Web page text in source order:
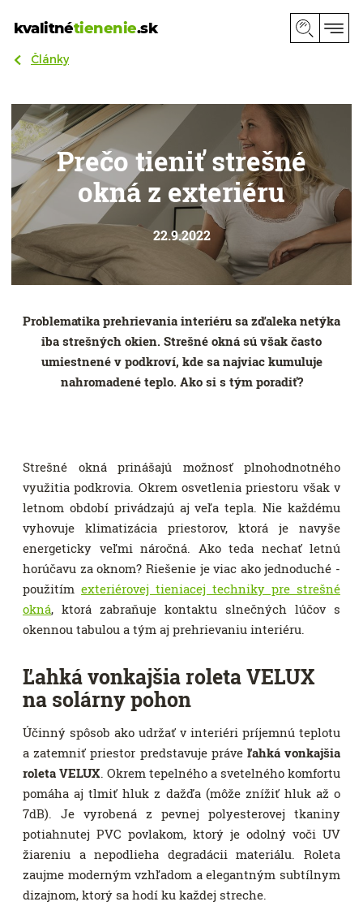
kvalitnétienenie.sk
Články
Prečo tieniť strešné
okná z exteriéru
22.9.2022
Problematika prehrievania interiéru sa zďaleka netýka
iba strešných okien. Strešné okná sú však často
umiestnené v podkroví, kde sa najviac kumuluje
nahromadené teplo. Ako si s tým poradiť?
Strešné okná prinášajú možnosť plnohodnotného
využitia podkrovia. Okrem osvetlenia priestoru však v
letnom období privádzajú aj veľa tepla. Nie každému
vyhovuje klimatizácia priestorov, ktorá je navyše
energeticky veľmi náročná. Ako teda nechať letnú
horúčavu za oknom? Riešenie je viac ako jednoduché -
použitím exteriérovej tieniacej techniky pre strešné
okná, ktorá zabraňuje kontaktu slnečných lúčov s
okennou tabulou a tým aj prehrievaniu interiéru.
Ľahká vonkajšia roleta VELUX
na solárny pohon
Účinný spôsob ako udržať v interiéri príjemnú teplotu
a zatemniť priestor predstavuje práve ľahká vonkajšia
roleta VELUX. Okrem tepelného a svetelného komfortu
pomáha aj tlmiť hluk z dažďa (môže znížiť hluk až o
7dB). Je vyrobená z pevnej polyesterovej tkaniny
potiahnutej PVC povlakom, ktorý je odolný voči UV
žiareniu a nepodlieha degradácii materiálu. Roleta
zaujme moderným vzhľadom a elegantným subtílnym
dizajnom, ktorý sa hodí ku každej streche.